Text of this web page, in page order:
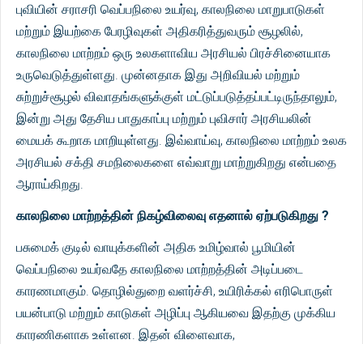
புவியின் சராசரி வெப்பநிலை உயர்வு, காலநிலை மாறுபாடுகள்
மற்றும் இயற்கை பேரழிவுகள் அதிகரித்துவரும் சூழலில்,
காலநிலை மாற்றம் ஒரு உலகளாவிய அரசியல் பிரச்சினையாக
உருவெடுத்துள்ளது. முன்னதாக இது அறிவியல் மற்றும்
சுற்றுச்சூழல் விவாதங்களுக்குள் மட்டுப்படுத்தப்பட்டிருந்தாலும்,
இன்று அது தேசிய பாதுகாப்பு மற்றும் புவிசார் அரசியலின்
மையக் கூறாக மாறியுள்ளது. இவ்வாய்வு, காலநிலை மாற்றம் உலக
அரசியல் சக்தி சமநிலைகளை எவ்வாறு மாற்றுகிறது என்பதை
ஆராய்கிறது.
காலநிலை மாற்றத்தின் நிகழ்விலைவு எதனால் ஏற்படுகிறது ?
பசுமைக் குடில் வாயுக்களின் அதிக உமிழ்வால் பூமியின்
வெப்பநிலை உயர்வதே காலநிலை மாற்றத்தின் அடிப்படை
காரணமாகும். தொழில்துறை வளர்ச்சி, உயிரிக்கல் எரிபொருள்
பயன்பாடு மற்றும் காடுகள் அழிப்பு ஆகியவை இதற்கு முக்கிய
காரணிகளாக உள்ளன. இதன் விளைவாக,